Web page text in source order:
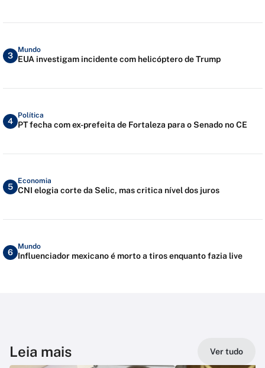
3
Mundo
EUA investigam incidente com helicóptero de Trump
4
Política
PT fecha com ex-prefeita de Fortaleza para o Senado no CE
5
Economia
CNI elogia corte da Selic, mas critica nível dos juros
6
Mundo
Influenciador mexicano é morto a tiros enquanto fazia live
Leia mais Ver tudo